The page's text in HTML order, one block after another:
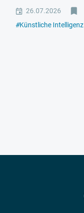
26.07.2026
#Künstliche Intelligenz